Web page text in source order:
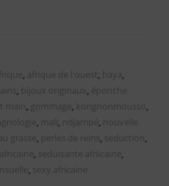
, afrique de l'ouest , baya,
, bijoux originaux , éponche
main, gommage, kongnonmousso,
, mali , ndjampé, nouvelle
grasse, perles de reins , seduction,
, seduisante afriicaine,
, sexy africaine